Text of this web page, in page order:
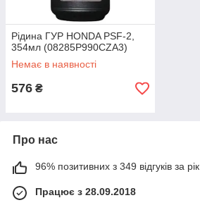
Рідина ГУР HONDA PSF-2,
354мл (08285P990CZA3)
Немає в наявності
576 ₴
Про нас
96% позитивних з 349 відгуків за рік
Працює з 28.09.2018